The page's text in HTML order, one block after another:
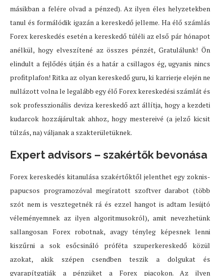
másikban a felére olvad a pénzed). Az ilyen éles helyzetekben
tanul és formálódik igazán a kereskedő jelleme. Ha élő számlás
Forex kereskedés esetén a kereskedő túléli az első pár hónapot
anélkül, hogy elveszítené az összes pénzét, Gratulálunk! Ön
elindult a fejlődés útján és a határ a csillagos ég, ugyanis nincs
profitplafon! Ritka az olyan kereskedő guru, ki karrierje elején ne
nullázott volna le legalább egy élő Forex kereskedési számlát és
sok professzionális deviza kereskedő azt állítja, hogy a kezdeti
kudarcok hozzájárultak ahhoz, hogy mestereivé (a jelző kicsit
túlzás, na) váljanak a szakterületüknek.
Expert advisors – szakértők bevonása
Forex kereskedés kitanulása szakértőktől jelenthet egy zoknis-
papucsos programozóval megíratott szoftver darabot (több
szót nem is vesztegetnék rá és ezzel hangot is adtam lesújtó
véleményemnek az ilyen algoritmusokról), amit nevezhetünk
sallangosan Forex robotnak, avagy tényleg képesnek lenni
kiszűrni a sok esőcsináló próféta szuperkereskedő közül
azokat, akik szépen csendben teszik a dolgukat és
gyarapítgatják a pénzüket a Forex piacokon. Az ilyen